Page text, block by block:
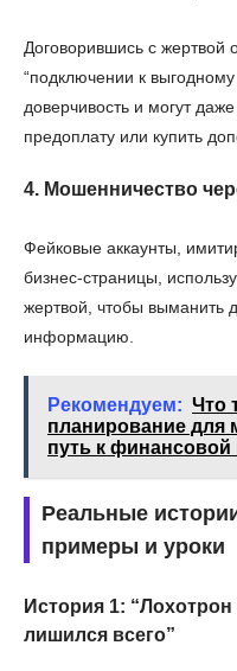
Договорившись с жертвой
“подключении к
доверчивость и могут
предоплату или купить
4. Мошенничество
Фейковые аккаунты,
бизнес-страницы,
жертвой, чтобы выманить
информацию.
Рекомендуем: Что
планирование для
путь к финансовой
Реальные
примеры и уроки
История 1:
лишился всего”